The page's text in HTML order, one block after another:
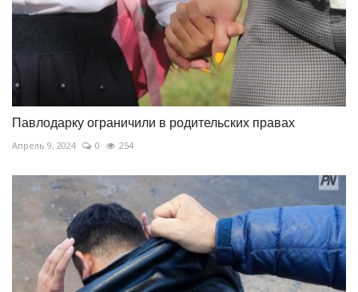
Павлодарку ограничили в родительских правах
Апрель 9, 2024 0 254